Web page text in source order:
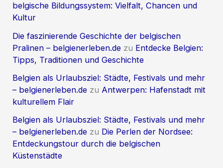
belgische Bildungssystem: Vielfalt, Chancen und
Kultur
Die faszinierende Geschichte der belgischen
Pralinen – belgienerleben.de zu Entdecke Belgien:
Tipps, Traditionen und Geschichte
Belgien als Urlaubsziel: Städte, Festivals und mehr
– belgienerleben.de zu Antwerpen: Hafenstadt mit
kulturellem Flair
Belgien als Urlaubsziel: Städte, Festivals und mehr
– belgienerleben.de zu Die Perlen der Nordsee:
Entdeckungstour durch die belgischen
Küstenstädte